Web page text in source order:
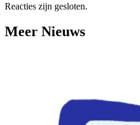
Reacties zijn gesloten.
Meer Nieuws